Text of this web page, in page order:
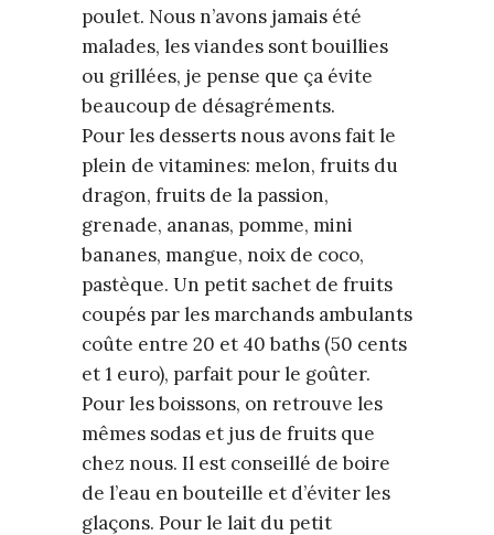
poulet. Nous n’avons jamais été
malades, les viandes sont bouillies
ou grillées, je pense que ça évite
beaucoup de désagréments.
Pour les desserts nous avons fait le
plein de vitamines: melon, fruits du
dragon, fruits de la passion,
grenade, ananas, pomme, mini
bananes, mangue, noix de coco,
pastèque. Un petit sachet de fruits
coupés par les marchands ambulants
coûte entre 20 et 40 baths (50 cents
et 1 euro), parfait pour le goûter.
Pour les boissons, on retrouve les
mêmes sodas et jus de fruits que
chez nous. Il est conseillé de boire
de l’eau en bouteille et d’éviter les
glaçons. Pour le lait du petit